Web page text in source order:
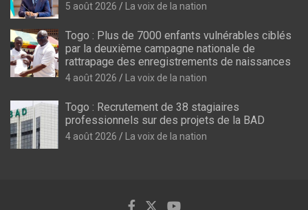
5 août 2026 La voix de la nation
Togo : Plus de 7000 enfants vulnérables ciblés
par la deuxième campagne nationale de
rattrapage des enregistrements de naissances
4 août 2026 La voix de la nation
Togo : Recrutement de 38 stagiaires
professionnels sur des projets de la BAD
4 août 2026 La voix de la nation